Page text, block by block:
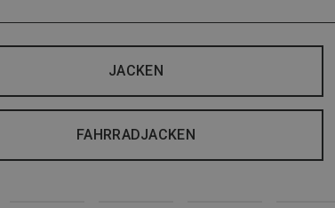
JACKEN
FAHRRADJACKEN